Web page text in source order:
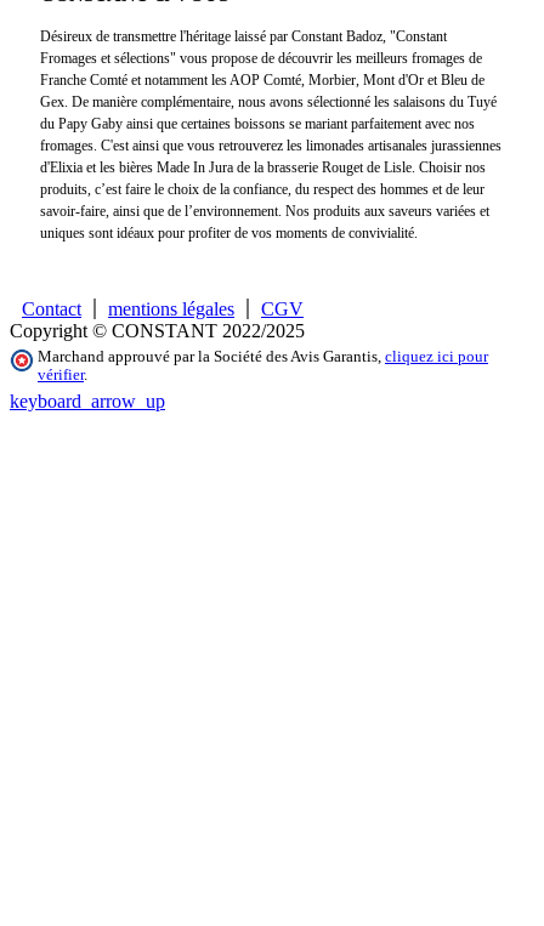
Désireux de transmettre l'héritage laissé par Constant Badoz, "Constant
Fromages et sélections" vous propose de découvrir les meilleurs fromages de
Franche Comté et notamment les AOP Comté, Morbier, Mont d'Or et Bleu de
Gex. De manière complémentaire, nous avons sélectionné les salaisons du Tuyé
du Papy Gaby ainsi que certaines boissons se mariant parfaitement avec nos
fromages. C'est ainsi que vous retrouverez les limonades artisanales jurassiennes
d'Elixia et les bières Made In Jura de la brasserie Rouget de Lisle. Choisir nos
produits, c’est faire le choix de la confiance, du respect des hommes et de leur
savoir-faire, ainsi que de l’environnement. Nos produits aux saveurs variées et
uniques sont idéaux pour profiter de vos moments de convivialité.
Contact mentions légales
CGV
Copyright © CONSTANT 2022/2025
Marchand approuvé par la Société des Avis Garantis, cliquez ici pour
vérifier.
keyboard_arrow_up